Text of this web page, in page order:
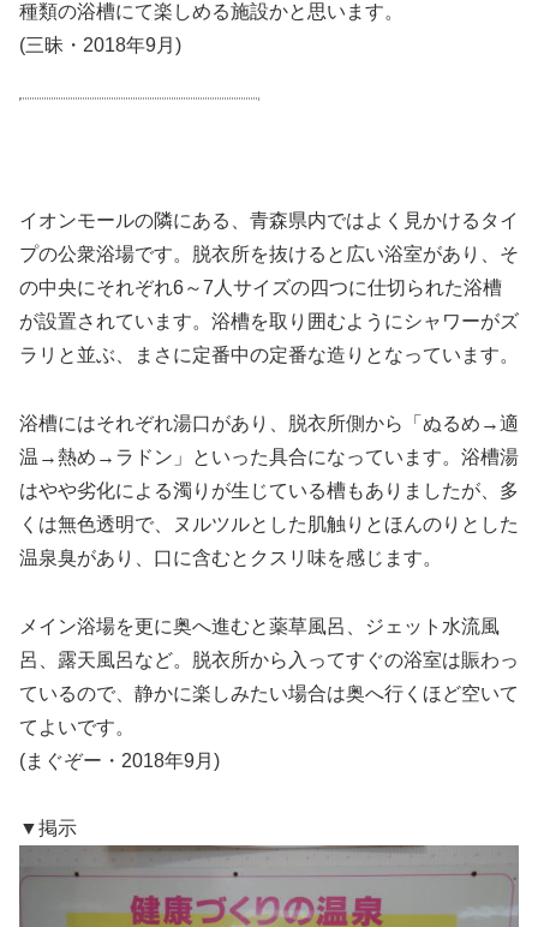
種類の浴槽にて楽しめる施設かと思います。
(三昧・2018年9月)
イオンモールの隣にある、青森県内ではよく見かけるタイ
プの公衆浴場です。脱衣所を抜けると広い浴室があり、そ
の中央にそれぞれ6～7人サイズの四つに仕切られた浴槽
が設置されています。浴槽を取り囲むようにシャワーがズ
ラリと並ぶ、まさに定番中の定番な造りとなっています。
浴槽にはそれぞれ湯口があり、脱衣所側から「ぬるめ→適
温→熱め→ラドン」といった具合になっています。浴槽湯
はやや劣化による濁りが生じている槽もありましたが、多
くは無色透明で、ヌルツルとした肌触りとほんのりとした
温泉臭があり、口に含むとクスリ味を感じます。
メイン浴場を更に奥へ進むと薬草風呂、ジェット水流風
呂、露天風呂など。脱衣所から入ってすぐの浴室は賑わっ
ているので、静かに楽しみたい場合は奥へ行くほど空いて
てよいです。
(まぐぞー・2018年9月)
▼掲示